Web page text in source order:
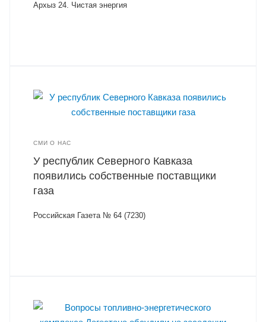
Архыз 24. Чистая энергия
СМИ О НАС
У республик Северного Кавказа
появились собственные поставщики
газа
Российская Газета № 64 (7230)